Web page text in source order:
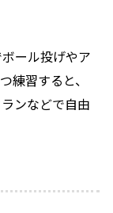
ール投げやア
練習すると、
ンなどで自由